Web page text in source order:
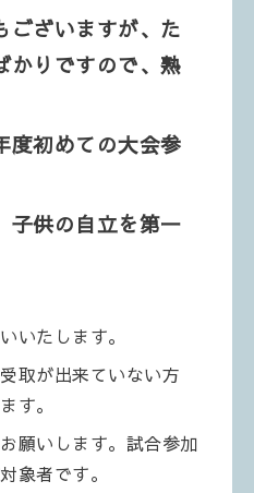
ございますが、た
かりですので、熟
度初めての大会参
子供の自立を第一
いたします。
取が出来ていない方
す。
願いします。試合参加
象者です。